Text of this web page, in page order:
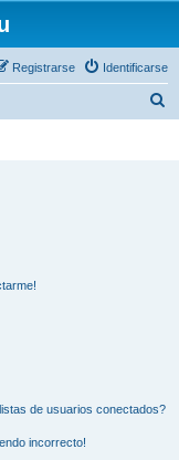
Identificarse
Registrarse
de usuarios conectados?
incorrecto!